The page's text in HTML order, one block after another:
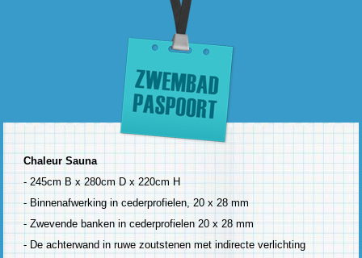
Chaleur Sauna
- 245cm B x 280cm D x 220cm H
- Binnenafwerking in cederprofielen, 20 x 28 mm
- Zwevende banken in cederprofielen 20 x 28 mm
- De achterwand in ruwe zoutstenen met indirecte verlichting